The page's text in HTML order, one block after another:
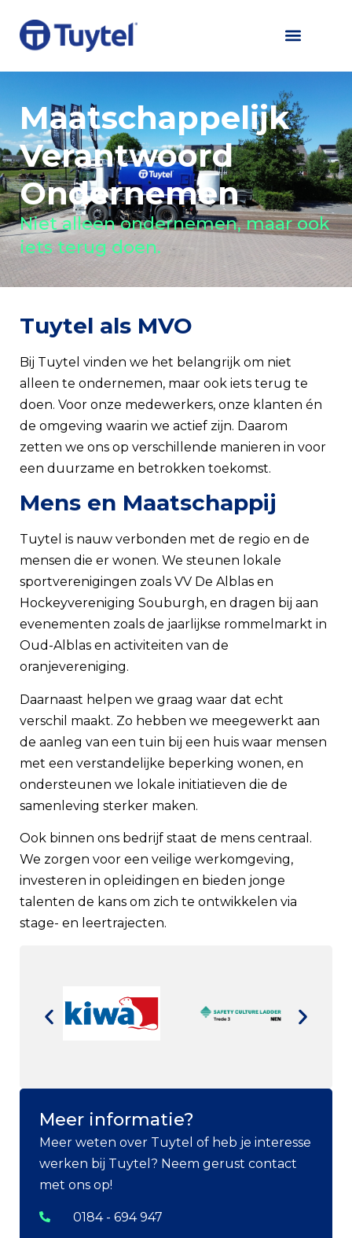
Maatschappelijk
Verantwoord
Ondernemen
Niet alleen ondernemen, maar ook
iets terug doen.
Tuytel als MVO
Bij Tuytel vinden we het belangrijk om niet
alleen te ondernemen, maar ook iets terug te
doen. Voor onze medewerkers, onze klanten én
de omgeving waarin we actief zijn. Daarom
zetten we ons op verschillende manieren in voor
een duurzame en betrokken toekomst.
Mens en Maatschappij
Tuytel is nauw verbonden met de regio en de
mensen die er wonen. We steunen lokale
sportverenigingen zoals VV De Alblas en
Hockeyvereniging Souburgh, en dragen bij aan
evenementen zoals de jaarlijkse rommelmarkt in
Oud-Alblas en activiteiten van de
oranjevereniging.
Daarnaast helpen we graag waar dat echt
verschil maakt. Zo hebben we meegewerkt aan
de aanleg van een tuin bij een huis waar mensen
met een verstandelijke beperking wonen, en
ondersteunen we lokale initiatieven die de
samenleving sterker maken.
Ook binnen ons bedrijf staat de mens centraal.
We zorgen voor een veilige werkomgeving,
investeren in opleidingen en bieden jonge
talenten de kans om zich te ontwikkelen via
stage- en leertrajecten.
Meer informatie?
Meer weten over Tuytel of heb je interesse
werken bij Tuytel? Neem gerust contact
met ons op!
0184 - 694 947